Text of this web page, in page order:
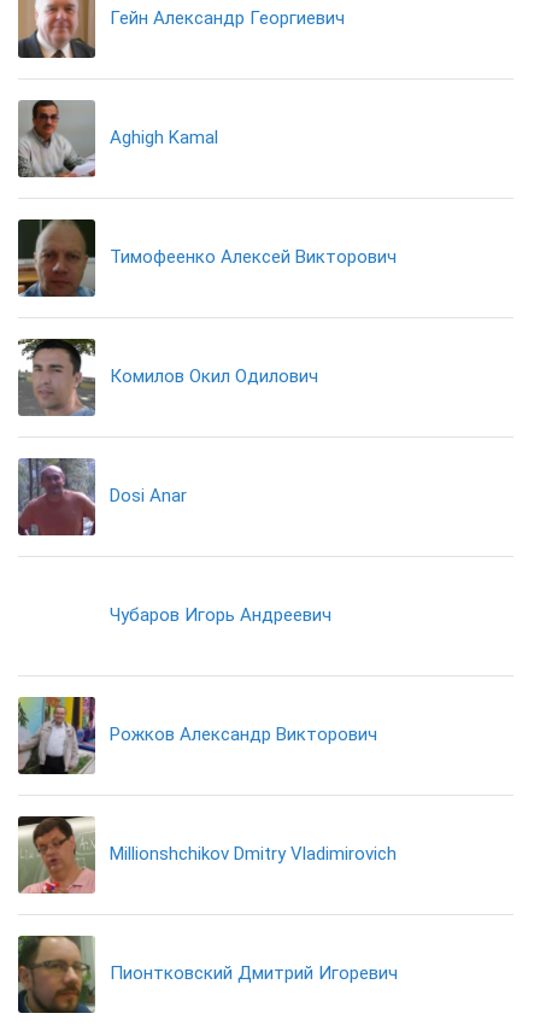
Гейн Александр Георгиевич
Aghigh Kamal
Тимофеенко Алексей Викторович
Комилов Окил Одилович
Dosi Anar
Чубаров Игорь Андреевич
Рожков Александр Викторович
Millionshchikov Dmitry Vladimirovich
Пионтковский Дмитрий Игоревич